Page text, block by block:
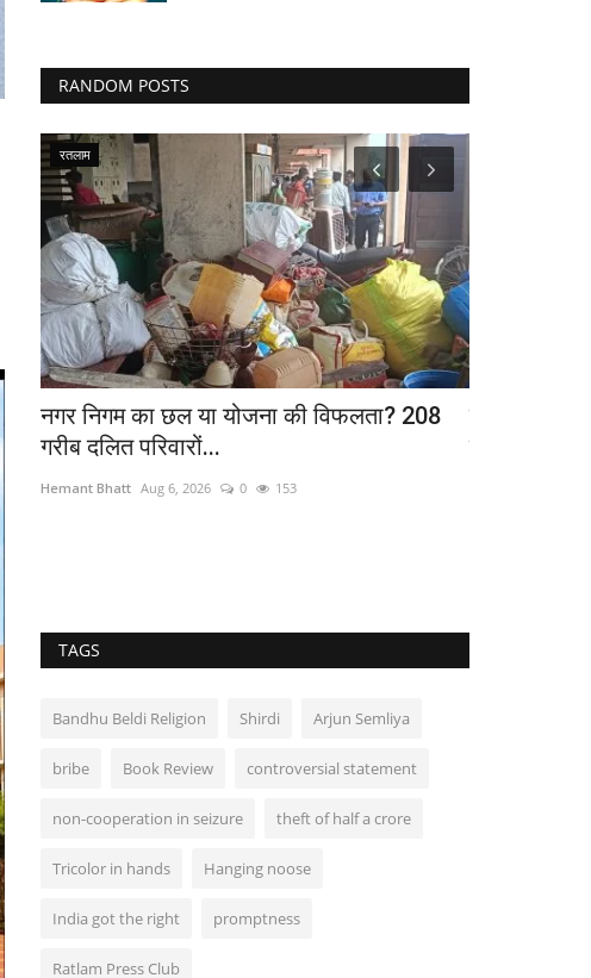
RANDOM POSTS
रतलाम
नगर निगम का छल या योजना की विफलता? 208
गरीब दलित परिवारों...
Hemant Bhatt Aug 6, 2026 0 153
TAGS
Bandhu Beldi Religion Shirdi Arjun Semliya
bribe Book Review controversial statement
non-cooperation in seizure theft of half a crore
Tricolor in hands Hanging noose
India got the right promptness
Ratlam Press Club